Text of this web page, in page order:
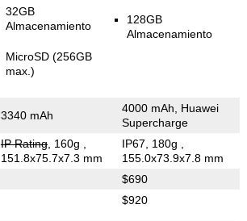
32GB
Almacenamiento
MicroSD (256GB
max.)
128GB
Almacenamiento
3340 mAh
4000 mAh, Huawei
Supercharge
IP Rating, 160g
151.8x75.7x7.3 mm
IP67, 180g
155.0x73.9x7.8 mm
$690
$920